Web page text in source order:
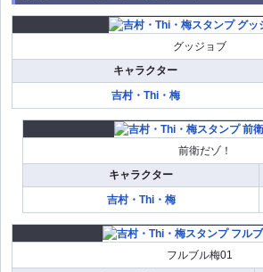
グッジョブ
キャラクター
吉村・Thi・梅
前衛だゾ！
キャラクター
吉村・Thi・梅
フルブル梅01